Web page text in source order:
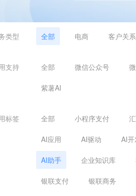
类型 全部 电商 客户关系
支持 全部 微信公众号
紫薯AI
标签 全部 小程序支付
AI应用 AI驱动 AI
AI助手 企业知识库
银联支付 银联商务